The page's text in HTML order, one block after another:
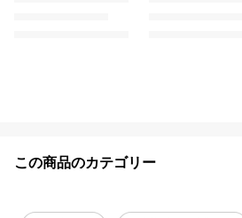
この商品のカテゴリー